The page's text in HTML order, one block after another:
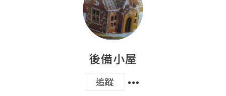
後備小屋
追蹤